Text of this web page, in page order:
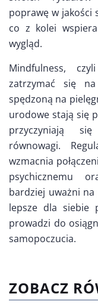
poprawę w jakości
co z kolei
wygląd.
Mindfulness,
zatrzymać się
spędzoną na
urodowe stają się
przyczyniają
równowagi.
wzmacnia
psychicznemu
bardziej uważni na
lepsze dla siebie
prowadzi do
samopoczucia.
ZOBACZ